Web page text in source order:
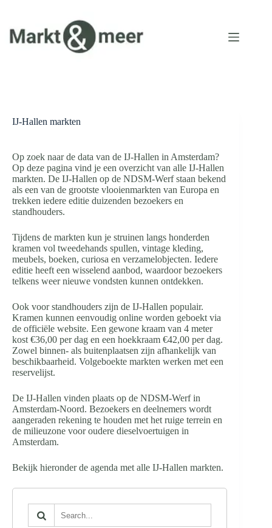
de
inhoud
IJ-Hallen markten
Op zoek naar de data van de IJ-Hallen in Amsterdam?
Op deze pagina vind je een overzicht van alle IJ-Hallen
markten. De IJ-Hallen op de NDSM-Werf staan bekend
als een van de grootste vlooienmarkten van Europa en
trekken iedere editie duizenden bezoekers en
standhouders.
Tijdens de markten kun je struinen langs honderden
kramen vol tweedehands spullen, vintage kleding,
meubels, boeken, curiosa en verzamelobjecten. Iedere
editie heeft een wisselend aanbod, waardoor bezoekers
telkens weer nieuwe vondsten kunnen ontdekken.
Ook voor standhouders zijn de IJ-Hallen populair.
Kramen kunnen eenvoudig online worden geboekt via
de officiële website. Een gewone kraam van 4 meter
kost €36,00 per dag en een hoekkraam €42,00 per dag.
Zowel binnen- als buitenplaatsen zijn afhankelijk van
beschikbaarheid. Volgeboekte markten werken met een
reservelijst.
De IJ-Hallen vinden plaats op de NDSM-Werf in
Amsterdam-Noord. Bezoekers en deelnemers wordt
aangeraden rekening te houden met het ruige terrein en
de milieuzone voor oudere dieselvoertuigen in
Amsterdam.
Bekijk hieronder de agenda met alle IJ-Hallen markten.